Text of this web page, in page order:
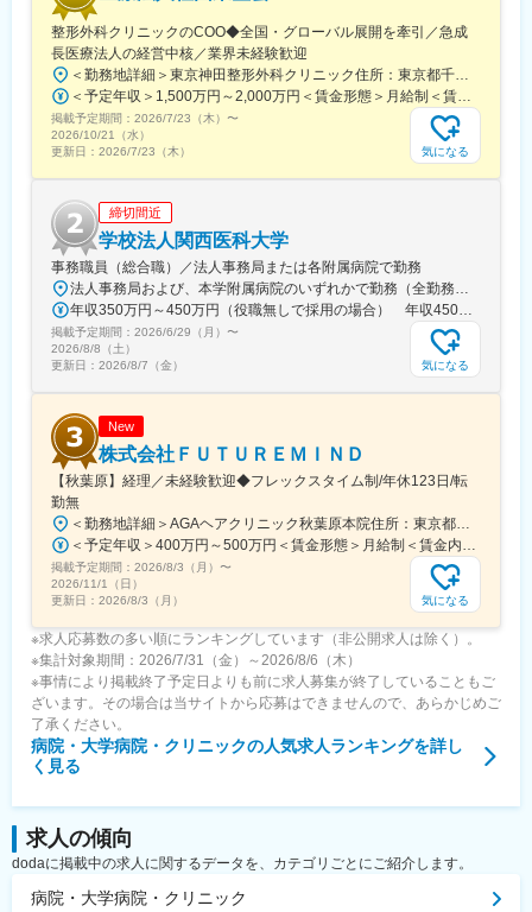
駅、旭橋駅、西早稲田駅、末広町駅(東京都)、立川南駅、高輪ゲー
トウェイ駅、九品仏駅、新高島駅、東宿郷駅、葭川公園駅、大神
宮下駅、大通駅、仙台駅、栄町駅(愛知県)、国際センター駅、日吉
町駅、第一通り駅、三島駅、七ツ屋駅、富山駅、福井城址大名町
駅、なんば駅(南海線)、大阪駅、天王寺駅、西大橋駅、五条駅(京
都市営)、京都河原町駅、神戸三宮駅(阪神)、本通駅、高松駅(香川
県)、南堀端駅、はりまや橋駅、旦過駅、高見橋駅、熊本城・市役
整形外科クリニックのCOO◆全国・グローバル展開を牽引／急成
長医療法人の経営中核／業界未経験歓迎
＜勤務地詳細＞東京神田整形外科クリニック住所：東京都千代田区鍛冶町2丁目8-6 メディカルプライム神田3F勤務地最寄駅：JR山手線／神田駅受動喫煙対策：屋内全面禁煙変更の範囲：会社の定める事業所
＜予定年収＞1,500万円～2,000万円＜賃金形態＞月給制＜賃金内訳＞月額（基本給）：1,200,000円～1,500,000円＜月給＞1,200,000円～1,500,000円＜昇給有無＞有＜残業手当＞有＜給与補足＞※経験やスキルを考慮して決定します。■昇給：年1回■賞与：年2回賃金はあくまでも目安の金額であり、選考を通じて上下する可能性があります。月給(月額)は固定手当を含めた表記です。
掲載予定期間： 2026/7/23（木） 〜
2026/10/21（水）
更新日： 2026/7/23（木） 気になる
締切間近
学校法人関西医科大学
事務職員（総合職）／法人事務局または各附属病院で勤務
法人事務局および、本学附属病院のいずれかで勤務（全勤務地、最寄り駅から徒歩5分以内）【関西医科大学 法人事務局】大阪府枚方市新町2丁目5-1■京阪本線 枚方市駅～徒歩5分※京阪 枚方市駅まで…・京阪 京橋駅から特急乗車14分・京阪 中書島駅から特急乗車16分【附属病院】大阪府枚方市新町2丁目3-1■京阪本線 枚方市駅～徒歩3分【総合医療センター】大阪府守口市文園町10-15■京阪本線 滝井駅～徒歩3分■地下鉄谷町線・今里筋線 太子橋今市駅～徒歩5分 ※京阪 滝井駅まで… ・京阪 京橋駅から各停乗車9分 ※谷町線 太子橋今市駅まで…・谷町線 大日駅から乗車8分・谷町線 東梅田駅から乗車13分【香里病院】大阪府寝屋川市香里本通町8-45■京阪本線 香里園駅～徒歩1分 ※京阪 香里園駅まで… ・京阪 京橋駅・樟葉駅から準急乗車15分 ・京阪中書島駅から準急乗車35分（特急乗車、枚方市駅で乗り換えると25分） ◎経験・能力など適性を考慮し配属します。 ※転居を伴う転勤なし※U・Iターン歓迎
年収350万円～450万円（役職無しで採用の場合） 年収450万円～550万円（主任級で採用の場合）
掲載予定期間： 2026/6/29（月） 〜
2026/8/8（土）
更新日： 2026/8/7（金） 気になる
New
株式会社ＦＵＴＵＲＥＭＩＮＤ
【秋葉原】経理／未経験歓迎◆フレックスタイム制/年休123日/転
勤無
＜勤務地詳細＞AGAヘアクリニック秋葉原本院住所：東京都千代田区外神田3-12-8 住友不動産秋葉原ビル9F受動喫煙対策：屋内全面禁煙変更の範囲：会社の定める事業所（リモートワーク含む）
＜予定年収＞400万円～500万円＜賃金形態＞月給制＜賃金内訳＞月額（基本給）：275,000円～350,000円＜月給＞275,000円～350,000円＜昇給有無＞有＜残業手当＞有＜給与補足＞■ 多職種手当:5万円（複数の職種をマルチに対応するスタッフへの手当） ■ 多エリア手当:4万円（複数の拠点を横断してくれるスタッフへの手当） ■ 役職手当:0～52万円■ 達成手当：0～100万円（半期評価によって増減する手当）賃金はあくまでも目安の金額であり、選考を通じて上下する可能性があります。月給(月額)は固定手当を含めた表記です。
掲載予定期間： 2026/8/3（月） 〜
2026/11/1（日）
更新日： 2026/8/3（月） 気になる
※求人応募数の多い順にランキングしています（非公開求人は除く）。
※集計対象期間：2026/7/31（金）～2026/8/6（木）
※事情により掲載終了予定日よりも前に求人募集が終了していることもご
ざいます。その場合は当サイトから応募はできませんので、あらかじめご
了承ください。
病院・大学病院・クリニックの人気求人ランキングを詳し
く見る
求人の傾向
dodaに掲載中の求人に関するデータを、カテゴリごとにご紹介します。
病院・大学病院・クリニック